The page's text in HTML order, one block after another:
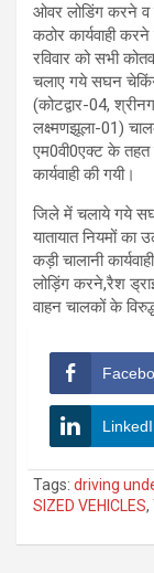
ओवर लोडिंग करने व
कठोर कार्यवाही
रविवार को सभी
चलाए गये सघन
(कोटद्वार-04,
लक्ष्मणझूला-01)
एम0वी0एक्ट के तहत
कार्यवाही की गयी।
जिले में चलाये गये
यातायात नियमों
कड़ी चालानी
लोड़िंग करने,रैश
वाहन चालकों के
Tags: driving
SIZED VEHICLES,